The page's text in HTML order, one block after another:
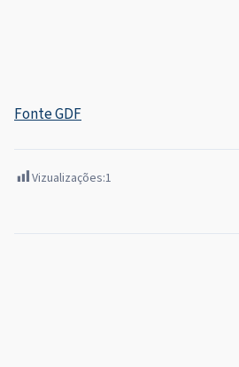
Fonte GDF
Vizualizações:1